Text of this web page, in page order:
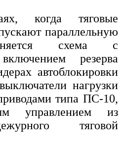
когда тяговые
параллельную
схема с
резерва
автоблокировки
нагрузки
типа ПС-10,
управлением из
тяговой